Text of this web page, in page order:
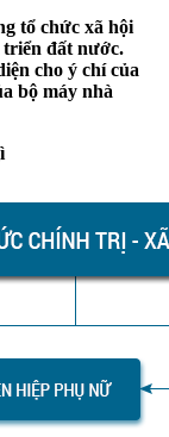
tổ chức xã hội
triển đất nước.
cho ý chí của
bộ máy nhà